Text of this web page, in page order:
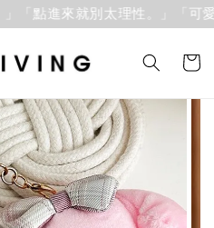
「點進來就別太理性。」「可愛